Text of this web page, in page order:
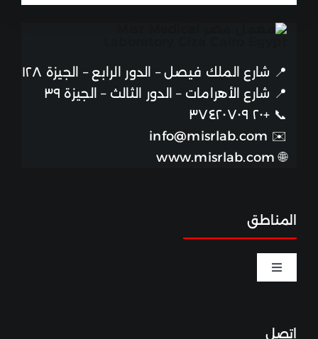
📍 شارع الملك فيصل – الدور الرابع – الجيزة ١٢٨
📍 شارع الأهرامات – الدور الثالث – الجيزة ٣٩
📞 +٢٠ ٣٧٤٢٠٧٠٩
✉️
info@misrlab.com
🌐
www.misrlab.com
المناطق
Toggle
اتصل